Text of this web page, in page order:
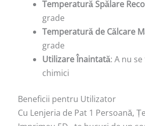
Temperatură Spălare
grade
Temperatură de Călcare
grade
Utilizare Înaintată: A nu
chimici
Beneficii pentru Utilizator
Cu Lenjeria de Pat 1 Persoană,